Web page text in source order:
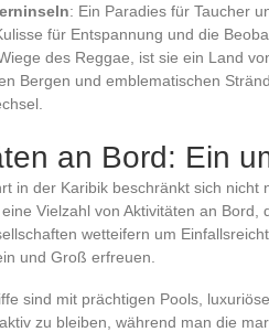
: Ein Paradies für Taucher
für Entspannung und die
des Reggae, ist sie ein Land
Bergen und emblematischen
an Bord: Ein
in der Karibik beschränkt sich
Vielzahl von Aktivitäten an Bord,
wetteifern um
und Groß erfreuen.
sind mit prächtigen Pools,
zu bleiben, während man die